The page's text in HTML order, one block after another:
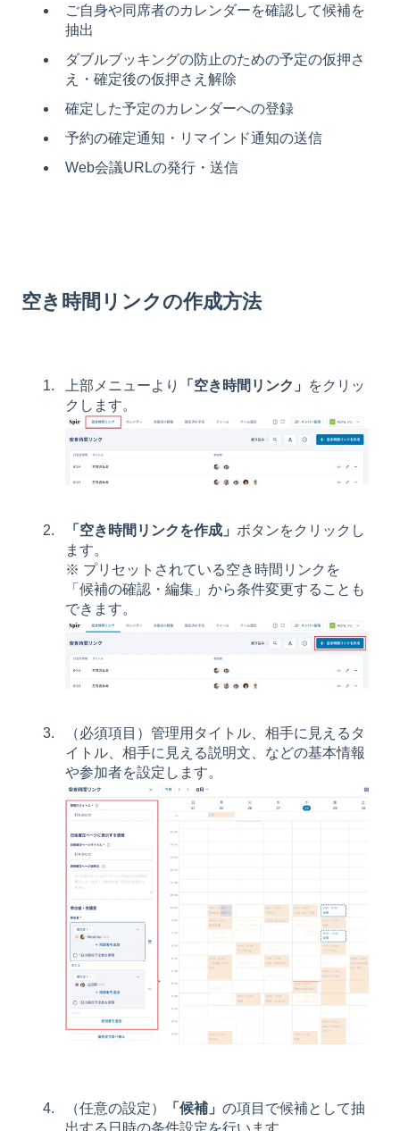
ご自身や同席者のカレンダーを確認して候補を
抽出
ダブルブッキングの防止のための予定の仮押さ
え・確定後の仮押さえ解除
確定した予定のカレンダーへの登録
予約の確定通知・リマインド通知の送信
Web会議URLの発行・送信
空き時間リンク の作成方法
上部メニューより 「空き時間リンク」
をクリッ
クします。
「空き時間リンクを作成」 ボタンをクリックし
ます。
※ プリセットされている空き時間リンクを
「候補の確認・編集」から条件変更することも
できます。
（必須項目）管理用タイトル、相手に見えるタ
イトル、相手に見える説明文、などの基本情報
や参加者を設定します。
（任意の設定） 「候補」 の項目で候補として抽